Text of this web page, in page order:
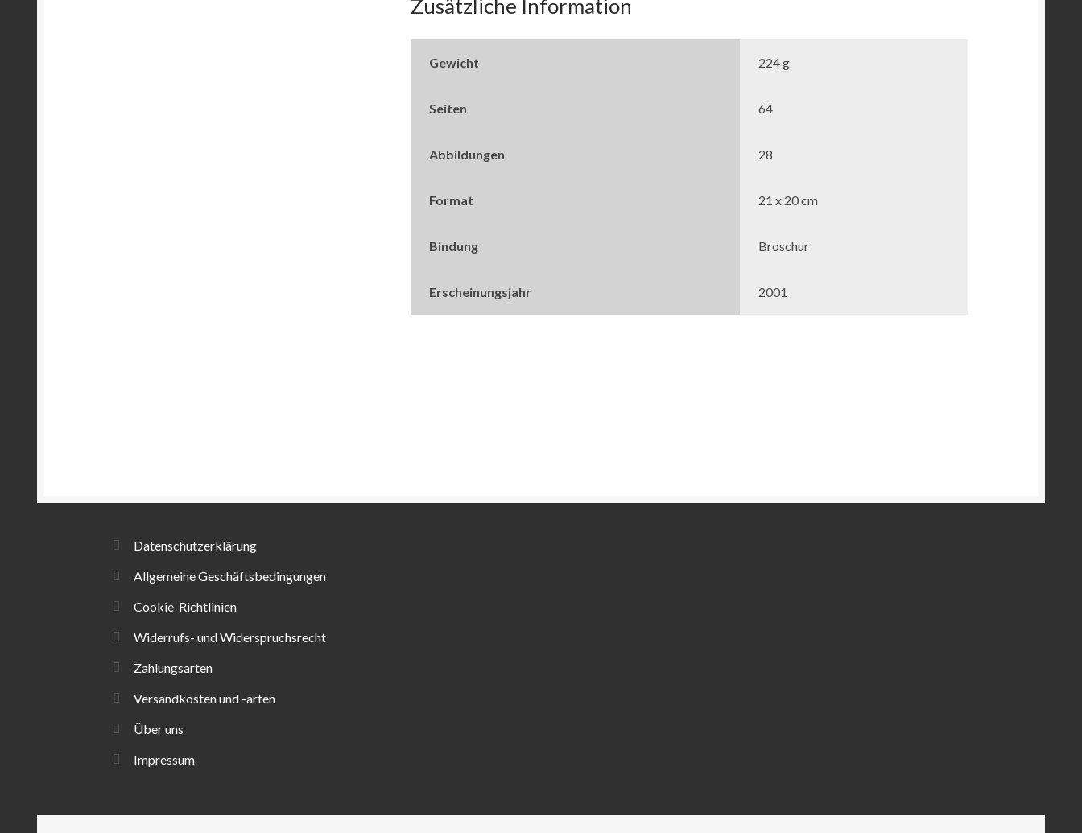
Zusätzliche Information
Gewicht 224 g
Seiten 64
Abbildungen 28
Format 21 x 20 cm
Bindung Broschur
Erscheinungsjahr 2001
Datenschutzerklärung
Allgemeine Geschäftsbedingungen
Cookie-Richtlinien
Widerrufs- und Widerspruchsrecht
Zahlungsarten
Versandkosten und -arten
Über uns
Impressum